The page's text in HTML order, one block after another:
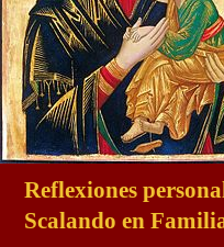
Reflexiones
Scalando en